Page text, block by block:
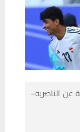
عن الناصرية–